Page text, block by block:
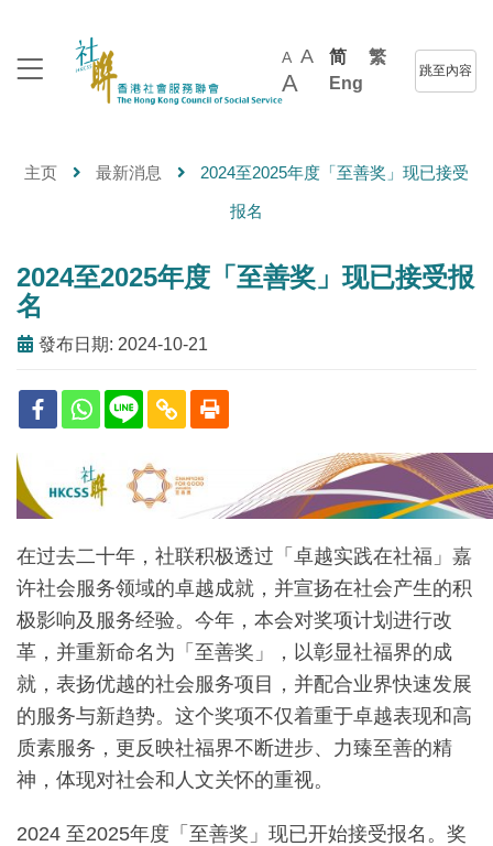
A A
A
简
繁
Eng
跳至內容
主页 最新消息 2024至2025年度「至善奖」现已接受
报名
2024至2025年度「至善奖」现已接受报
名
發布日期: 2024-10-21
在过去二十年，社联积极透过「卓越实践在社福」嘉
许社会服务领域的卓越成就，并宣扬在社会产生的积
极影响及服务经验。今年，本会对奖项计划进行改
革，并重新命名为「至善奖」，以彰显社福界的成
就，表扬优越的社会服务项目，并配合业界快速发展
的服务与新趋势。这个奖项不仅着重于卓越表现和高
质素服务，更反映社福界不断进步、力臻至善的精
神，体现对社会和人文关怀的重视。
2024 至2025年度「至善奖」现已开始接受报名。奖